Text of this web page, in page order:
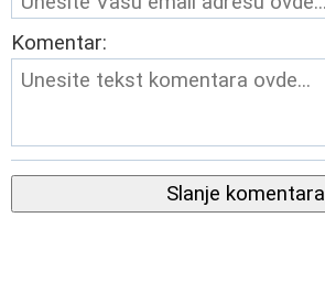
Komentar:
Slanje komentara